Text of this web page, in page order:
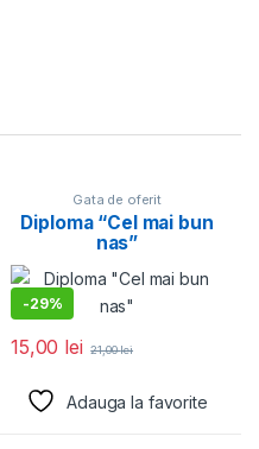
Gata de oferit
Diploma “Cel mai bun
nas”
-29%
15,00 lei 21,00lei
Adauga la favorite